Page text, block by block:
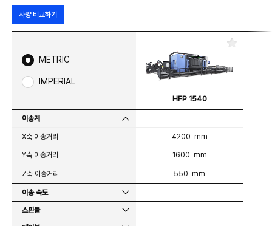
사양 비교하기
METRIC
IMPERIAL
이송계
X축 이송거리
Y축 이송거리
Z축 이송거리
이송 속도
스핀들
찾
HFP 1540
4200 mm
1600 mm
550 mm